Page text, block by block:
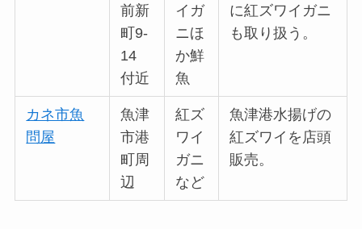
前新
町9-
14
付近
イガ
ニほ
か鮮
魚
に紅ズワイガニ
も取り扱う。
カネ市魚
問屋
魚津
市港
町周
辺
紅ズ
ワイ
ガニ
など
魚津港水揚げの
紅ズワイを店頭
販売。